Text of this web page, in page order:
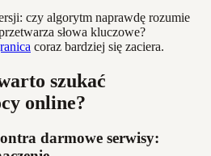
czy algorytm naprawdę rozumie
słowa kluczowe?
coraz bardziej się zaciera.
szukać
online?
darmowe serwisy: